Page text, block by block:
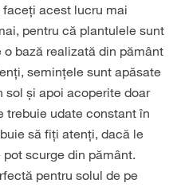
acest lucru mai
pentru că plantulele sunt
bază realizată din pământ
semințele sunt apăsate
și apoi acoperite doar
trebuie udate constant în
să fiți atenți, dacă le
scurge din pământ.
pentru solul de pe